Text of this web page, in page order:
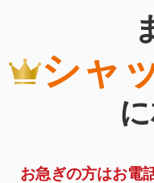
シャ
お急ぎの方はお電